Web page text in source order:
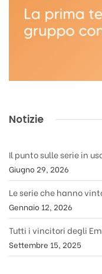
Notizie
Il punto sulle serie in
Giugno 29, 2026
Le serie che hanno
Gennaio 12, 2026
Tutti i vincitori degli
Settembre 15, 2025